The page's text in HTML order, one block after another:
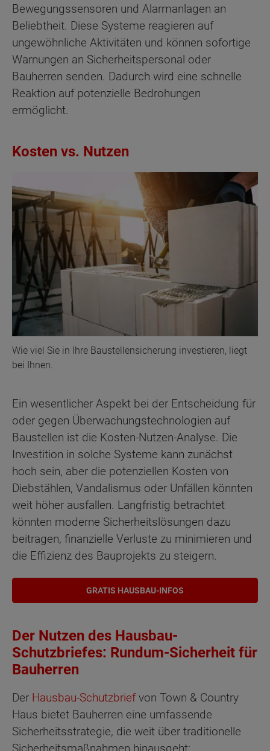
Bewegungssensoren und Alarmanlagen an
Beliebtheit. Diese Systeme reagieren auf
ungewöhnliche Aktivitäten und können sofortige
Warnungen an Sicherheitspersonal oder
Bauherren senden. Dadurch wird eine schnelle
Reaktion auf potenzielle Bedrohungen
ermöglicht.
Kosten vs. Nutzen
Wie viel Sie in Ihre Baustellensicherung investieren, liegt
bei Ihnen.
Ein wesentlicher Aspekt bei der Entscheidung für
oder gegen Überwachungstechnologien auf
Baustellen ist die Kosten-Nutzen-Analyse. Die
Investition in solche Systeme kann zunächst
hoch sein, aber die potenziellen Kosten von
Diebstählen, Vandalismus oder Unfällen könnten
weit höher ausfallen. Langfristig betrachtet
könnten moderne Sicherheitslösungen dazu
beitragen, finanzielle Verluste zu minimieren und
die Effizienz des Bauprojekts zu steigern.
GRATIS HAUSBAU-INFOS
Der Nutzen des Hausbau-
Schutzbriefes: Rundum-Sicherheit für
Bauherren
Der Hausbau-Schutzbriefvon Town & Country
Haus bietet Bauherren eine umfassende
Sicherheitsstrategie, die weit über traditionelle